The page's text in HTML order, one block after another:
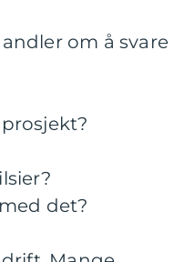
om å svare
det?